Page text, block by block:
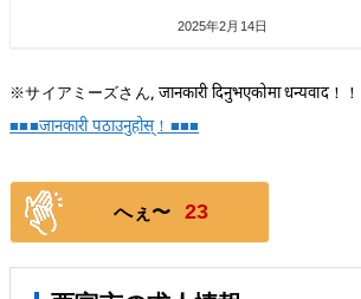
2025年2月14日
※サイアミーズさん, जानकारी दिनुभएकोमा धन्यवाद！！
■■■जानकारी पठाउनुहोस्！■■■
へぇ〜 23